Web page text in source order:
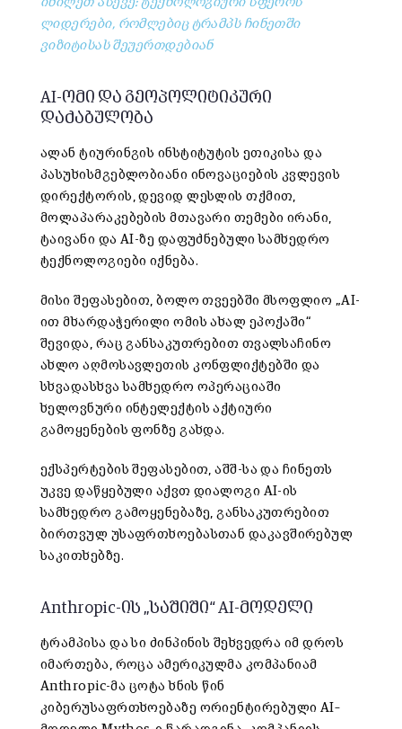
ლიდერები, რომლებიც ტრამპს ჩინეთში
ვიზიტისას შეუერთდებიან
AI-ომი და გეოპოლიტიკური
დაძაბულობა
ალან ტიურინგის ინსტიტუტის ეთიკისა და
პასუხისმგებლობიანი ინოვაციების კვლევის
დირექტორის, დევიდ ლესლის თქმით,
მოლაპარაკებების მთავარი თემები ირანი,
ტაივანი და AI-ზე დაფუძნებული სამხედრო
ტექნოლოგიები იქნება.
მისი შეფასებით, ბოლო თვეებში მსოფლიო „AI-
ით მხარდაჭერილი ომის ახალ ეპოქაში“
შევიდა, რაც განსაკუთრებით თვალსაჩინო
ახლო აღმოსავლეთის კონფლიქტებში და
სხვადასხვა სამხედრო ოპერაციაში
ხელოვნური ინტელექტის აქტიური
გამოყენების ფონზე გახდა.
ექსპერტების შეფასებით, აშშ-სა და ჩინეთს
უკვე დაწყებული აქვთ დიალოგი AI-ის
სამხედრო გამოყენებაზე, განსაკუთრებით
ბირთვულ უსაფრთხოებასთან დაკავშირებულ
საკითხებზე.
Anthropic-ის „საშიში“ AI-მოდელი
ტრამპისა და სი ძინპინის შეხვედრა იმ დროს
იმართება, როცა ამერიკულმა კომპანიამ
Anthropic-მა ცოტა ხნის წინ
კიბერუსაფრთხოებაზე ორიენტირებული AI–